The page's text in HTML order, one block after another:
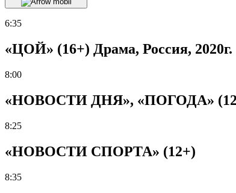
6:35
«ЦОЙ» (16+) Драма, Россия,
8:00
«НОВОСТИ ДНЯ», «ПОГОДА»
8:25
«НОВОСТИ СПОРТА» (12+)
8:35